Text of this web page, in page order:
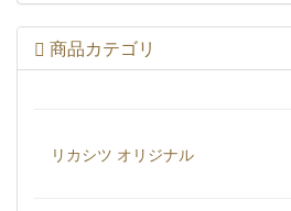
IWAKI ビーカー 10L
商品カテゴリ
リカシツ オリジナル